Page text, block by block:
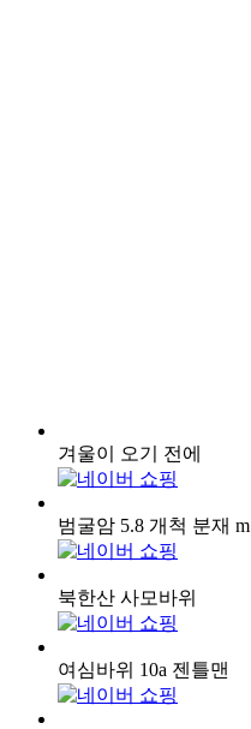
겨울이 오기 전에
범굴암 5.8 개척 분재 m
북한산 사모바위
여심바위 10a 젠틀맨